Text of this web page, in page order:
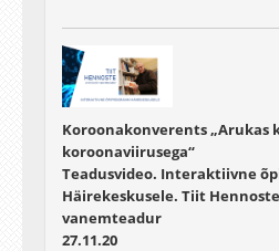
Koroonakonverents „Arukas
koroonaviirusega“
Teadusvideo. Interaktiivne
Häirekeskusele. Tiit
vanemteadur
27.11.20